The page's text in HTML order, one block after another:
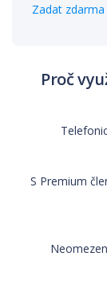
Zadat
Proč
S Premium